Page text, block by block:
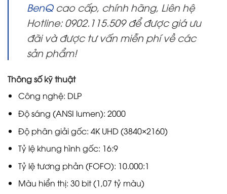
BenQcao cấp, chính hãng, Liên hệ
Hotline: 0902.115.509 để được giá ưu
đãi và được tư vấn miễn phí về các
sản phẩm!
Thông số kỹ thuật
Công nghệ: DLP
Độ sáng (ANSI lumen): 2000
Độ phân giải gốc: 4K UHD (3840×2160)
Tỷ lệ khung hình gốc: 16:9
Tỷ lệ tương phản (FOFO): 10.000:1
Màu hiển thị: 30 bit (1,07 tỷ màu)